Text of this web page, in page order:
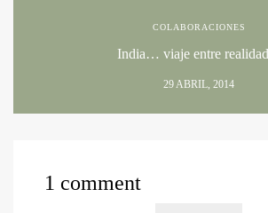
COLABORACIONES
India… viaje entre
29 ABRIL, 2014
1 comment